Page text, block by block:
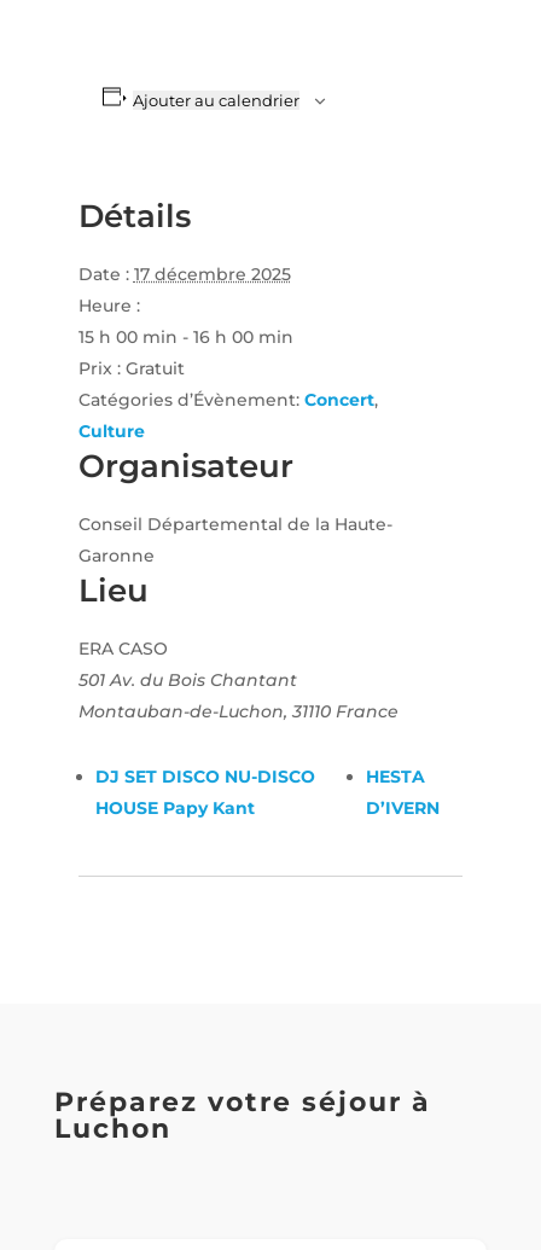
Ajouter au calendrier
Détails
Date : 17 décembre 2025
Heure :
15 h 00 min - 16 h 00 min
Prix : Gratuit
Catégories d’Évènement: Concert,
Culture
Lieu
ERA CASO
501 Av. du Bois Chantant
Montauban-de-Luchon, 31110 France
Organisateur
Conseil Départemental de la Haute-
Garonne
DJ SET DISCO NU-DISCO
HOUSE Papy Kant
HESTA
D’IVERN
Préparez votre séjour à
Luchon